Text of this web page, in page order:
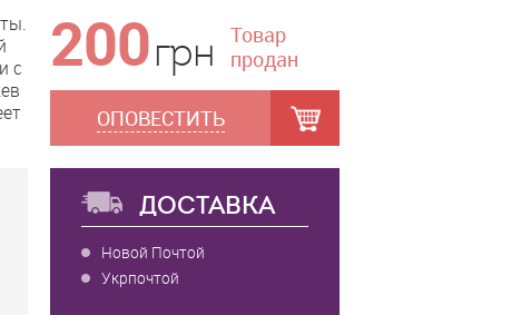
с
грн
200грн
Товар
продан
ОПОВЕСТИТЬ
ДОСТАВКА
Новой Почтой
Укрпочтой